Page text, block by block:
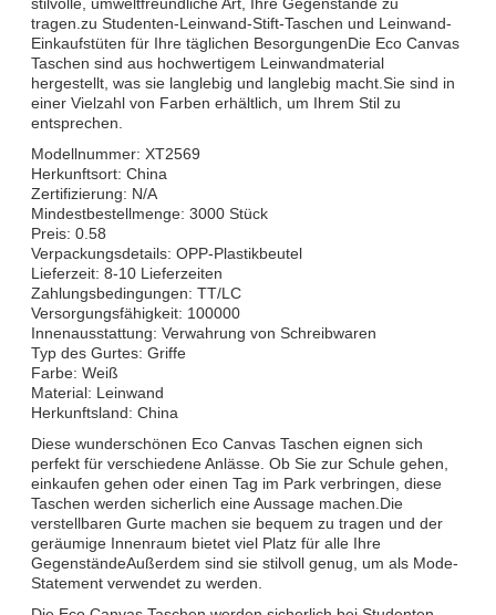
tragen.zu Studenten-Leinwand-Stift-Taschen und Leinwand-
Einkaufstüten für Ihre täglichen BesorgungenDie Eco Canvas
Taschen sind aus hochwertigem Leinwandmaterial
hergestellt, was sie langlebig und langlebig macht.Sie sind in
einer Vielzahl von Farben erhältlich, um Ihrem Stil zu
entsprechen.
Modellnummer: XT2569
Herkunftsort: China
Zertifizierung: N/A
Mindestbestellmenge: 3000 Stück
Preis: 0.58
Verpackungsdetails: OPP-Plastikbeutel
Lieferzeit: 8-10 Lieferzeiten
Zahlungsbedingungen: TT/LC
Versorgungsfähigkeit: 100000
Innenausstattung: Verwahrung von Schreibwaren
Typ des Gurtes: Griffe
Farbe: Weiß
Material: Leinwand
Herkunftsland: China
Diese wunderschönen Eco Canvas Taschen eignen sich
perfekt für verschiedene Anlässe. Ob Sie zur Schule gehen,
einkaufen gehen oder einen Tag im Park verbringen, diese
Taschen werden sicherlich eine Aussage machen.Die
verstellbaren Gurte machen sie bequem zu tragen und der
geräumige Innenraum bietet viel Platz für alle Ihre
GegenständeAußerdem sind sie stilvoll genug, um als Mode-
Statement verwendet zu werden.